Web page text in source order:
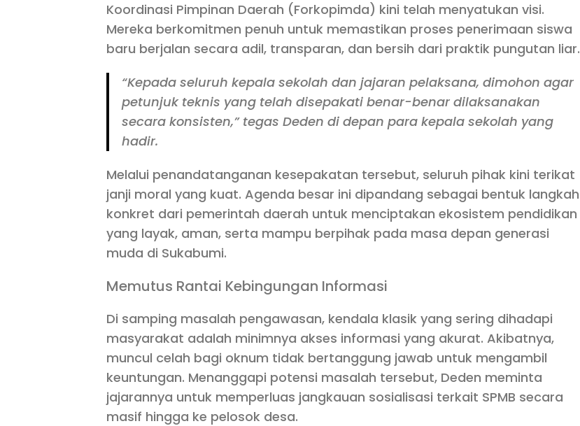
Koordinasi Pimpinan Daerah (Forkopimda) kini telah menyatukan visi.
Mereka berkomitmen penuh untuk memastikan proses penerimaan siswa
baru berjalan secara adil, transparan, dan bersih dari praktik pungutan liar.
“Kepada seluruh kepala sekolah dan jajaran pelaksana, dimohon agar
petunjuk teknis yang telah disepakati benar-benar dilaksanakan
secara konsisten,” tegas Deden di depan para kepala sekolah yang
hadir.
Melalui penandatanganan kesepakatan tersebut, seluruh pihak kini terikat
janji moral yang kuat. Agenda besar ini dipandang sebagai bentuk langkah
konkret dari pemerintah daerah untuk menciptakan ekosistem pendidikan
yang layak, aman, serta mampu berpihak pada masa depan generasi
muda di Sukabumi.
Memutus Rantai Kebingungan Informasi
Di samping masalah pengawasan, kendala klasik yang sering dihadapi
masyarakat adalah minimnya akses informasi yang akurat. Akibatnya,
muncul celah bagi oknum tidak bertanggung jawab untuk mengambil
keuntungan. Menanggapi potensi masalah tersebut, Deden meminta
jajarannya untuk memperluas jangkauan sosialisasi terkait SPMB secara
masif hingga ke pelosok desa.